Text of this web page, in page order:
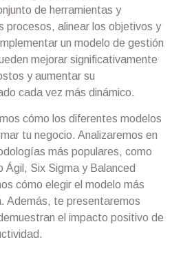
de herramientas y
procesos, alinear los objetivos y
un modelo de gestión
mejorar significativamente
y aumentar su
cada vez más dinámico.
cómo los diferentes modelos
tu negocio. Analizaremos en
más populares, como
Ágil, Six Sigma y Balanced
cómo elegir el modelo más
Además, te presentaremos
el impacto positivo de